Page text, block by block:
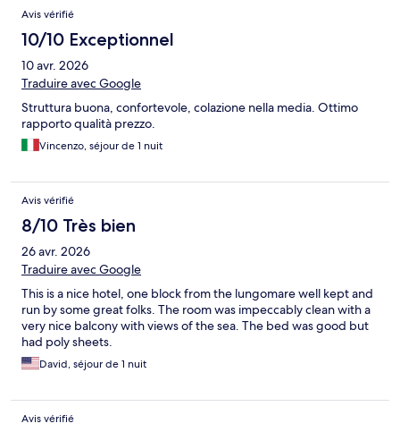
Avis vérifié
10/10 Exceptionnel
10 avr. 2026
Traduire avec Google
Struttura buona, confortevole, colazione nella media. Ottimo
rapporto qualità prezzo.
Vincenzo, séjour de 1 nuit
Avis vérifié
8/10 Très bien
26 avr. 2026
Traduire avec Google
This is a nice hotel, one block from the lungomare well kept and
run by some great folks. The room was impeccably clean with a
very nice balcony with views of the sea. The bed was good but
had poly sheets.
David, séjour de 1 nuit
Avis vérifié